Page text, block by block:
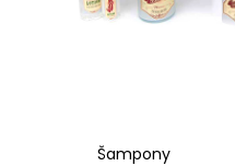
Šampony